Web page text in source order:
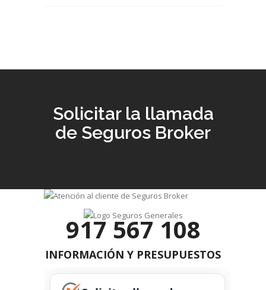
Solicitar la llamada
de Seguros Broker
917 567 108
INFORMACIÓN Y PRESUPUESTOS